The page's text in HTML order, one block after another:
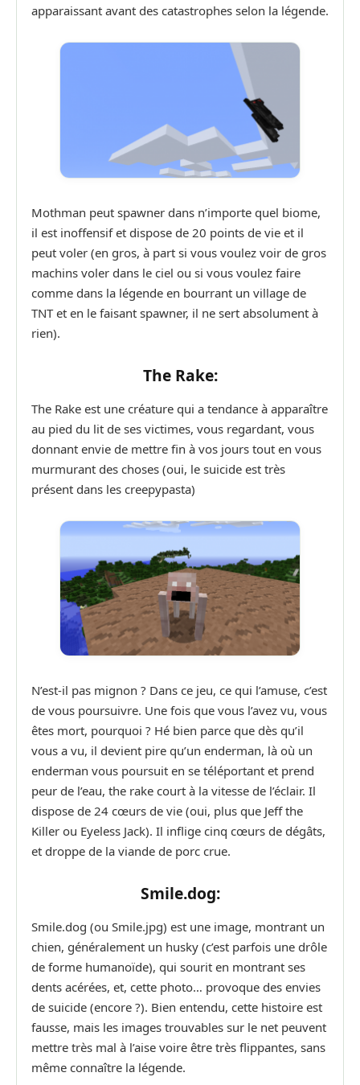
apparaissant avant des catastrophes selon la légende.
Mothman peut spawner dans n’importe quel biome,
il est inoffensif et dispose de 20 points de vie et il
peut voler (en gros, à part si vous voulez voir de gros
machins voler dans le ciel ou si vous voulez faire
comme dans la légende en bourrant un village de
TNT et en le faisant spawner, il ne sert absolument à
rien).
The Rake:
The Rake est une créature qui a tendance à apparaître
au pied du lit de ses victimes, vous regardant, vous
donnant envie de mettre fin à vos jours tout en vous
murmurant des choses (oui, le suicide est très
présent dans les creepypasta)
N’est-il pas mignon ? Dans ce jeu, ce qui l’amuse, c’est
de vous poursuivre. Une fois que vous l’avez vu, vous
êtes mort, pourquoi ? Hé bien parce que dès qu’il
vous a vu, il devient pire qu’un enderman, là où un
enderman vous poursuit en se téléportant et prend
peur de l’eau, the rake court à la vitesse de l’éclair. Il
dispose de 24 cœurs de vie (oui, plus que Jeff the
Killer ou Eyeless Jack). Il inflige cinq cœurs de dégâts,
et droppe de la viande de porc crue.
Smile.dog:
Smile.dog (ou Smile.jpg) est une image, montrant un
chien, généralement un husky (c’est parfois une drôle
de forme humanoïde), qui sourit en montrant ses
dents acérées, et, cette photo… provoque des envies
de suicide (encore ?). Bien entendu, cette histoire est
fausse, mais les images trouvables sur le net peuvent
mettre très mal à l’aise voire être très flippantes, sans
même connaître la légende.